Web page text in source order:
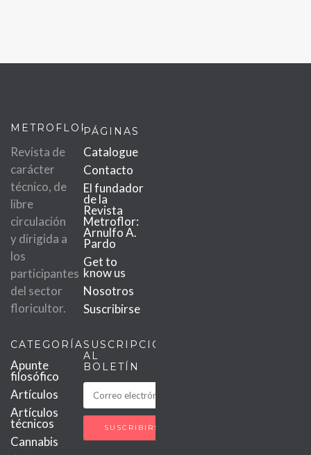
METROFLOR
Revista de
carácter
técnico, de
libre
circulación
y dirigida a
los
participantes
del sector
floricultor.
PÁGINAS
Catalogue
Contacto
El fundador
de la
Revista
Metroflor:
Arnulfo A.
Pardo
Get to
know us
Nosotros
Suscribirse
CATEGORÍAS
Apunte
filosófico
Artículos
Artículos
técnicos
Cannabis
SUSCRIPCIÓN
AL
BOLETÍN